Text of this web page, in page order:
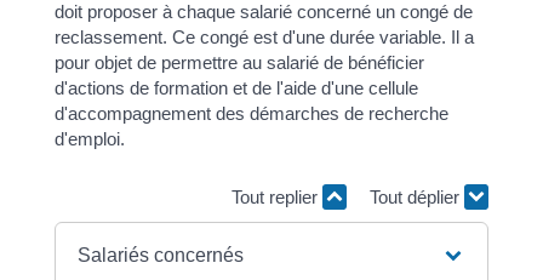
doit proposer à chaque salarié concerné un congé de
reclassement. Ce congé est d'une durée variable. Il a
pour objet de permettre au salarié de bénéficier
d'actions de formation et de l'aide d'une cellule
d'accompagnement des démarches de recherche
d'emploi.
Tout replier Tout déplier
Salariés concernés